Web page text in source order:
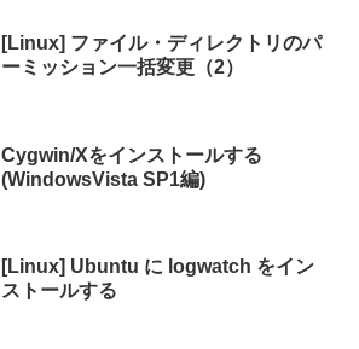
[Linux] ファイル・ディレクトリのパ
ーミッション一括変更（2）
Cygwin/Xをインストールする
(WindowsVista SP1編)
[Linux] Ubuntu に logwatch をイン
ストールする